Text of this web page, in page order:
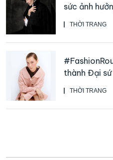
THỜI TRANG
sức ảnh
Galliano
THỜI TRANG
thành Đại
Beauty,